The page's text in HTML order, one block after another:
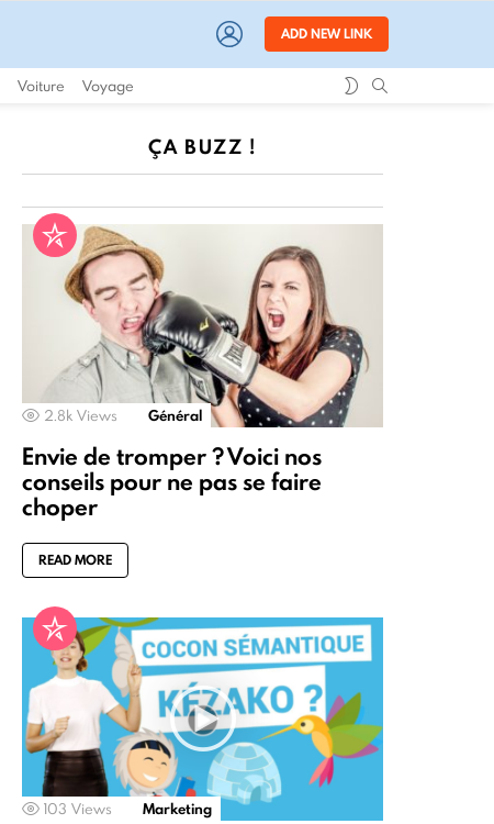
LOGIN ADD NEW LINK
Voiture Voyage
SWITCH
ÇA BUZZ !
2.8k Views Général
Envie de tromper ? Voici nos
conseils pour ne pas se faire
choper
READ MORE
103 Views Marketing